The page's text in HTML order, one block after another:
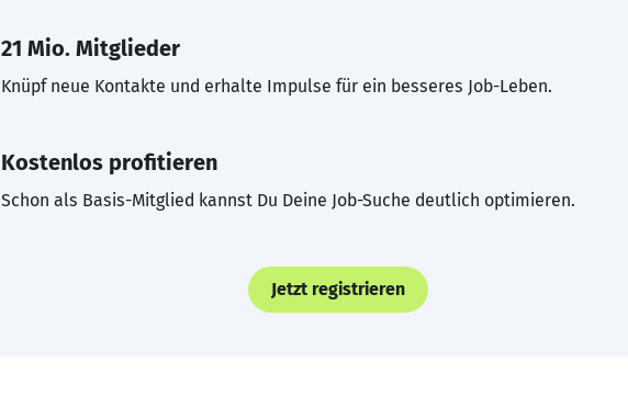
21 Mio. Mitglieder
Knüpf neue Kontakte und erhalte Impulse für ein besseres Job-Leben.
Kostenlos profitieren
Schon als Basis-Mitglied kannst Du Deine Job-Suche deutlich optimieren.
Jetzt registrieren